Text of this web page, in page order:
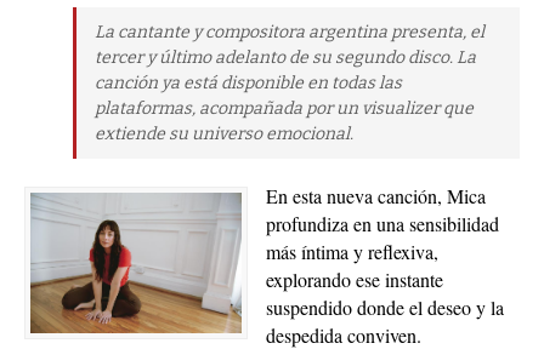
La cantante y compositora argentina presenta, el
tercer y último adelanto de su segundo disco. La
canción ya está disponible en todas las
plataformas, acompañada por un visualizer que
extiende su universo emocional.
En esta nueva canción, Mica
profundiza en una sensibilidad
más íntima y reflexiva,
explorando ese instante
suspendido donde el deseo y la
despedida conviven.